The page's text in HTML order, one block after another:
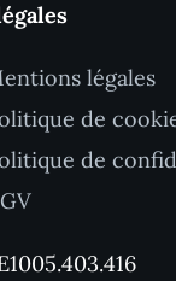
légales
de
de